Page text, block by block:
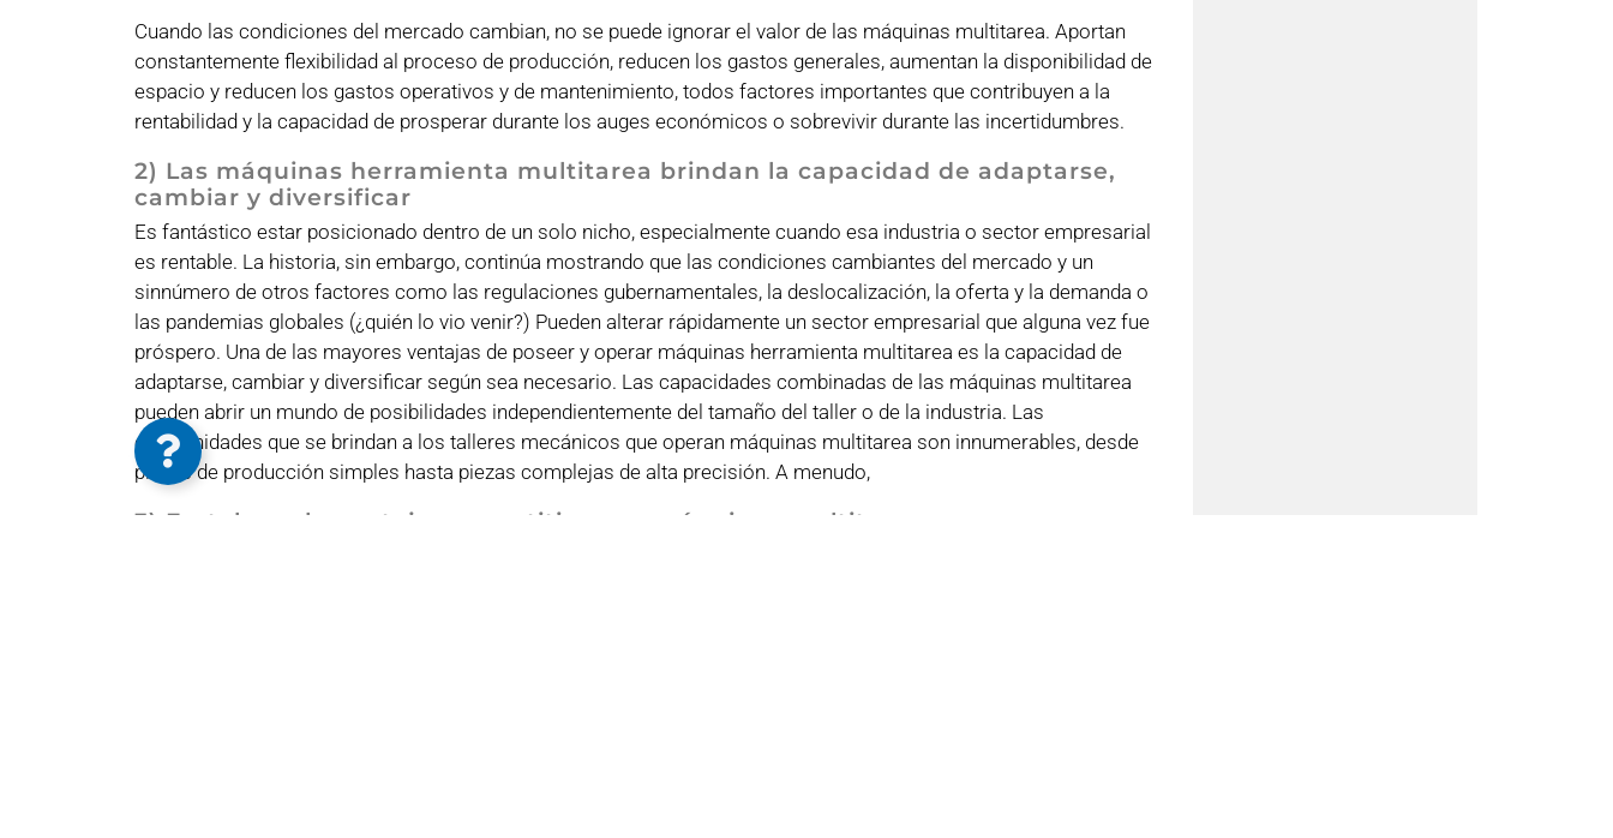
Cuando las condiciones del mercado cambian, no se puede ignorar el valor de las máquinas multitarea. Aportan
constantemente flexibilidad al proceso de producción, reducen los gastos generales, aumentan la disponibilidad de
espacio y reducen los gastos operativos y de mantenimiento, todos factores importantes que contribuyen a la
rentabilidad y la capacidad de prosperar durante los auges económicos o sobrevivir durante las incertidumbres.
2) Las máquinas herramienta multitarea brindan la capacidad de adaptarse,
cambiar y diversificar
Es fantástico estar posicionado dentro de un solo nicho, especialmente cuando esa industria o sector empresarial
es rentable. La historia, sin embargo, continúa mostrando que las condiciones cambiantes del mercado y un
sinnúmero de otros factores como las regulaciones gubernamentales, la deslocalización, la oferta y la demanda o
las pandemias globales (¿quién lo vio venir?) Pueden alterar rápidamente un sector empresarial que alguna vez fue
próspero. Una de las mayores ventajas de poseer y operar máquinas herramienta multitarea es la capacidad de
adaptarse, cambiar y diversificar según sea necesario. Las capacidades combinadas de las máquinas multitarea
pueden abrir un mundo de posibilidades independientemente del tamaño del taller o de la industria. Las
oportunidades que se brindan a los talleres mecánicos que operan máquinas multitarea son innumerables, desde
piezas de producción simples hasta piezas complejas de alta precisión. A menudo,
3) Fortalecer la ventaja competitiva con máquinas multitarea